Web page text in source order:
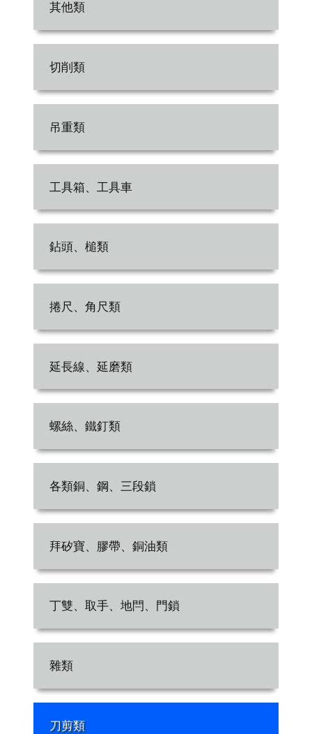
其他類
切削類
吊重類
工具箱、工具車
鉆頭、槌類
捲尺、角尺類
延長線、延磨類
螺絲、鐵釘類
各類銅、鋼、三段鎖
拜矽寶、膠帶、銅油類
丁雙、取手、地閂、門鎖
雜類
刀剪類